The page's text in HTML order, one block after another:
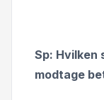
Sp: Hvilken
modtage